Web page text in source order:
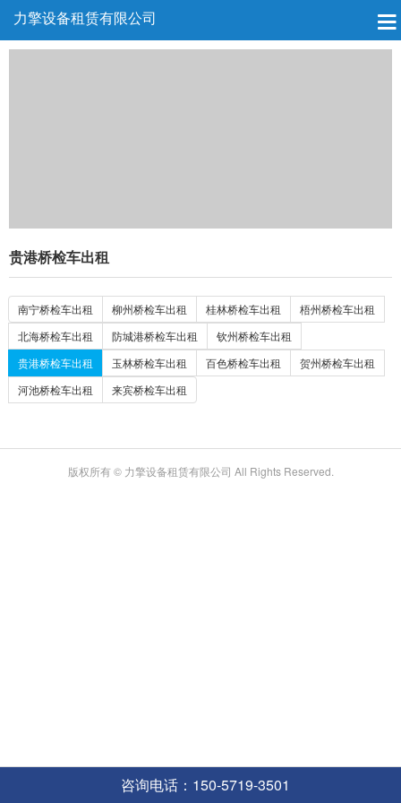
力擎设备租赁有限公司
贵港桥检车出租
南宁桥检车出租 柳州桥检车出租 桂林桥检车出租
梧州桥检车出租
北海桥检车出租
防城港桥检车出租
钦州桥检车出租
贵港桥检车出租
玉林桥检车出租 百色桥检车出租
贺州桥检车出租
河池桥检车出租
来宾桥检车出租
版权所有 © 力擎设备租赁有限公司 All Rights Reserved.
咨询电话：150-5719-3501